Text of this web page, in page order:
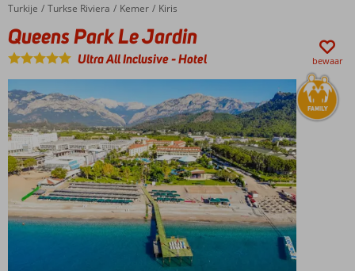
en in de
Ideaal: ook
familiekamers
boekbaar
24/7
drankjes
met
Ultra All
Inclusive
Home
Turkije Turkse Riviera Kemer Kiris
Queens Park Le Jardin
Queens Park Le Jardin
Ultra All Inclusive-Hotel bewaar